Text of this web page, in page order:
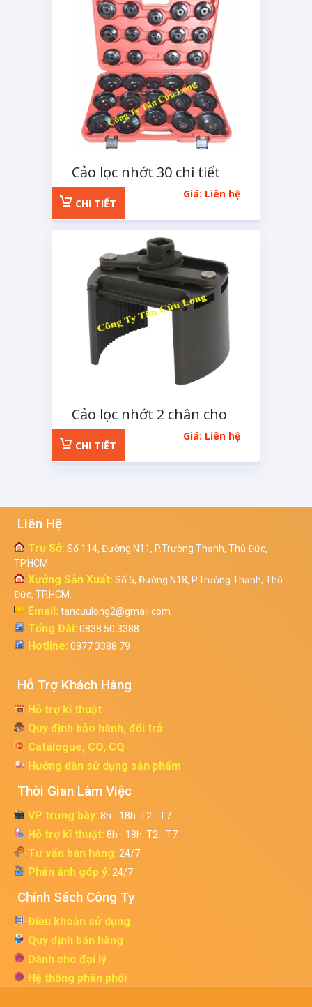
Cảo lọc nhớt 30 chi tiết
XGM
Giá: Liên hệ
CHI TIẾT
Cảo lọc nhớt 2 chân cho
xe tải
Giá: Liên hệ
CHI TIẾT
Liên Hệ
Trụ Sở: Số 114, Đường N11, P.Trường Thạnh, Thủ Đức,
TP.HCM.
Xưởng Sản Xuất: Số 5, Đường N18, P.Trường Thạnh, Thủ
Đức, TP.HCM.
Email: tancuulong2@gmail.com
Tổng Đài: 0838 50 3388
Hotline: 0877 3388 79
Hỗ Trợ Khách Hàng
Hỗ trợ kĩ thuật
Quy định bảo hành, đổi trả
Catalogue, CO, CQ
Hướng dẫn sử dụng sản phẩm
Thời Gian Làm Việc
VP trưng bày: 8h - 18h. T2 - T7
Hỗ trợ kĩ thuật: 8h - 18h. T2 - T7
Tư vấn bán hàng: 24/7
Phản ánh góp ý: 24/7
Chính Sách Công Ty
Điều khoản sử dụng
Quy định bán hàng
Dành cho đại lý
Hệ thống phân phối